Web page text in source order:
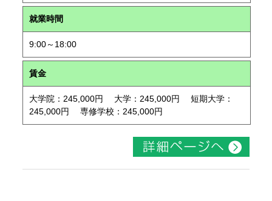
就業時間
9:00～18:00
賃金
大学院：245,000円 大学：245,000円 短期大学：
245,000円 専修学校：245,000円